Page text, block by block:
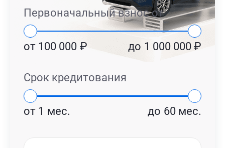
Первоначальный взнос от
от 100 000 ₽ до 1 000 000 ₽
Срок кредитования
от 1 мес. до 60 мес.